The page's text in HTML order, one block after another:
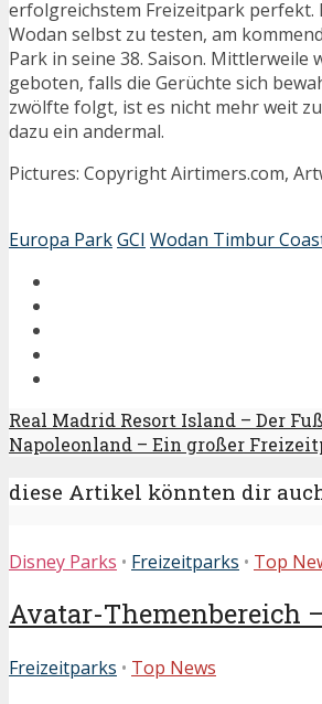
erfolgreichstem Freizeitpark
Wodan selbst zu testen, am
Park in seine 38. Saison. Mittlerweile
geboten, falls die Gerüchte sich
zwölfte folgt, ist es nicht mehr weit
dazu ein andermal.
Pictures: Copyright Airtimers.com,
Europa ParkGCI Wodan Timbur
Real Madrid Resort Island – Der
Napoleonland – Ein großer
diese Artikel könnten dir
Disney Parks • Freizeitparks • Top
Avatar-Themenbereich
Freizeitparks • Top News